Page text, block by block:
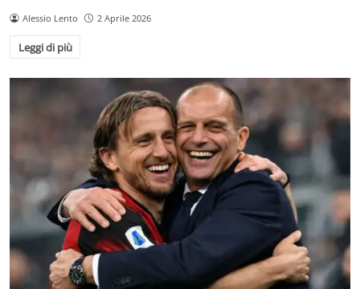
Alessio Lento 2 Aprile 2026
Leggi di più